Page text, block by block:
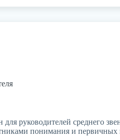
для руководителей среднего
понимания и